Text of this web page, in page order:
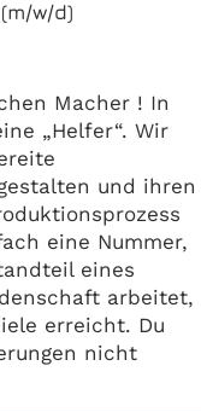
w/d)
Macher ! In
„Helfer“. Wir
und ihren
eine Nummer,
eines
arbeitet,
erreicht. Du
nicht